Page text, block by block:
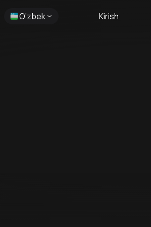
O’zbek Kirish